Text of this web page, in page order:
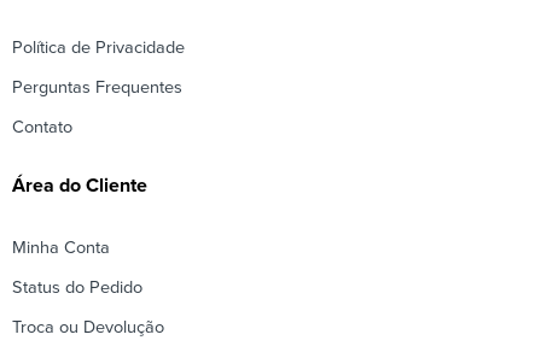
Política de Privacidade
Perguntas Frequentes
Contato
Área do Cliente
Minha Conta
Status do Pedido
Troca ou Devolução